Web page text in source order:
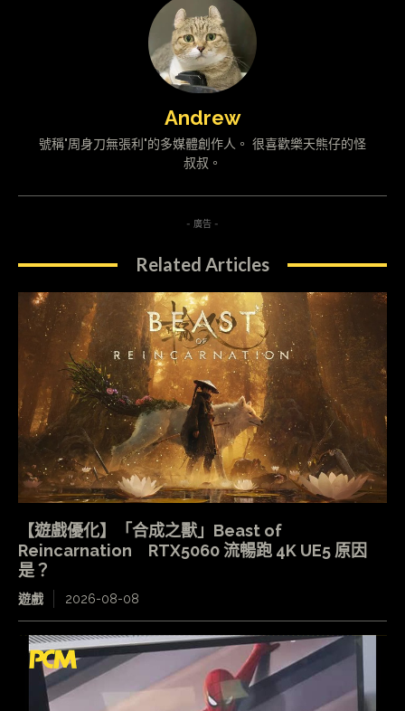
Andrew
號稱"周身刀無張利"的多媒體創作人。 很喜歡樂天熊仔的怪
叔叔。
- 廣告 -
Related Articles
【遊戲優化】「合成之獸」Beast of
Reincarnation RTX5060 流暢跑 4K UE5 原因
是？
遊戲 2026-08-08